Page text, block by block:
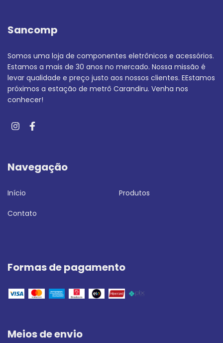
Sancomp
Somos uma loja de componentes eletrônicos e acessórios.
Estamos a mais de 30 anos no mercado. Nossa missão é
levar qualidade e preço justo aos nossos clientes. EEstamos
próximos a estação de metrô Carandiru. Venha nos
conhecer!
Navegação
Início Produtos
Contato
Formas de pagamento
Meios de envio